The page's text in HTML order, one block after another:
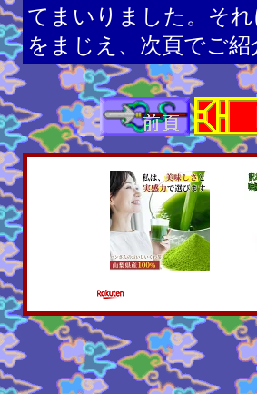
てまいりました。そ
をまじえ、次頁でご